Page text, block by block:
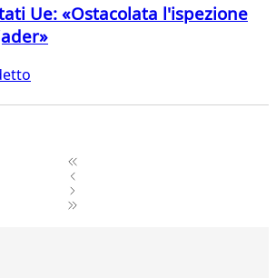
Ue: «Ostacolata l'ispezione